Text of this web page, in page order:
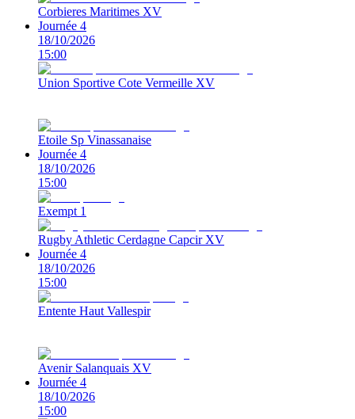
Corbieres Maritimes XV
Journée 4
18/10/2026
15:00
Union Sportive Cote Vermeille XV
Etoile Sp Vinassanaise
Journée 4
18/10/2026
15:00
Exempt 1
Rugby Athletic Cerdagne Capcir XV
Journée 4
18/10/2026
15:00
Entente Haut Vallespir
Avenir Salanquais XV
Journée 4
18/10/2026
15:00